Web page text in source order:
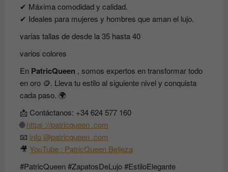
✔ Máxima comodidad y calidad.
✔ Ideales para mujeres y hombres que aman el lujo.
varias tallas de desde la 35 hasta 40
varios colores
En PatricQueen , somos expertos en transformar todo
en oro 🪙. Lleva tu estilo al siguiente nivel y conquista
cada paso. 🌍
📩 Contáctanos: +34 624 577 160
🌐https ://patricqueen .com
📧 info @patricqueen .com
🎥 YouTube : PatricQueen Belleza
#PatricQueen #ZapatosDeLujo #EstiloElegante